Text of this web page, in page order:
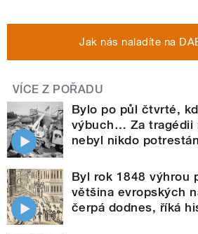
Jak nás naladíte na
VÍCE Z POŘADU
Bylo po půl čtvrté,
výbuch… Za tragédii
nebyl nikdo potrestán
Byl rok 1848 výhrou
většina evropských
čerpá dodnes, říká